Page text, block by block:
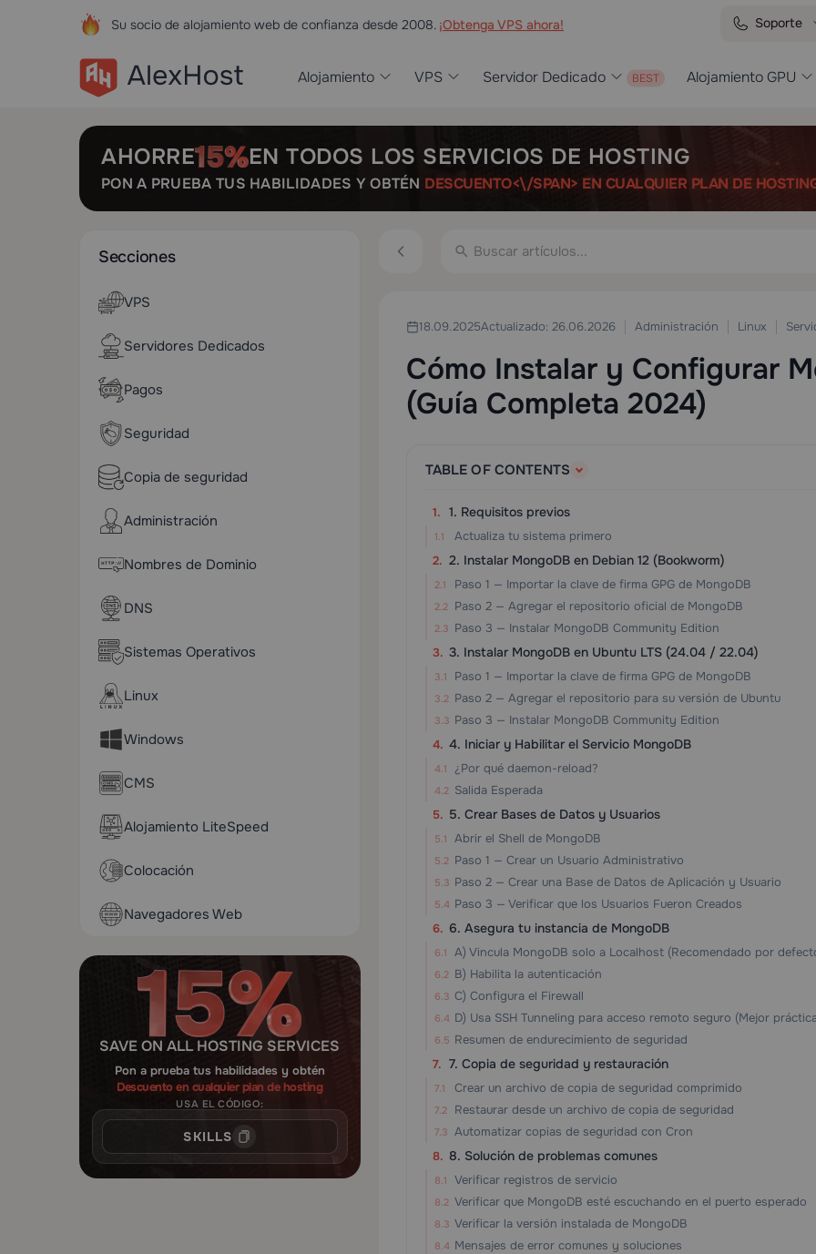
Su socio de alojamiento web de confianza desde 2008. ¡Obtenga VPS ahora! Soporte
Alojamiento VPS Servidor Dedicado Alojamiento GPU
AHORRE EN TODOS LOS SERVICIOS DE HOSTING
PON A PRUEBA TUS HABILIDADES Y OBTÉN DESCUENTO<\/SPAN> EN CUALQUIER PLAN DE
Secciones
VPS
Servidores Dedicados
Pagos
Seguridad
Copia de seguridad
Administración
Nombres de Dominio
DNS
Sistemas Operativos
Linux
Windows
CMS
Alojamiento LiteSpeed
Colocación
Navegadores Web
SAVE ON ALL HOSTING SERVICES
Pon a prueba tus habilidades y obtén
Descuento en cualquier plan de hosting
USA EL CÓDIGO:
SKILLS
18.09.2025Actualizado: 26.06.2026 Administración Linux
Cómo Instalar y Configurar
(Guía Completa 2024)
TABLE OF CONTENTS
1. Requisitos previos
Actualiza tu sistema primero
2. Instalar MongoDB en Debian 12 (Bookworm)
Paso 1 — Importar la clave de firma GPG de MongoDB
Paso 2 — Agregar el repositorio oficial de MongoDB
Paso 3 — Instalar MongoDB Community Edition
3. Instalar MongoDB en Ubuntu LTS (24.04 / 22.04)
Paso 1 — Importar la clave de firma GPG de MongoDB
Paso 2 — Agregar el repositorio para su versión de Ubuntu
Paso 3 — Instalar MongoDB Community Edition
4. Iniciar y Habilitar el Servicio MongoDB
¿Por qué daemon-reload?
Salida Esperada
5. Crear Bases de Datos y Usuarios
Abrir el Shell de MongoDB
Paso 1 — Crear un Usuario Administrativo
Paso 2 — Crear una Base de Datos de Aplicación y Usuario
Paso 3 — Verificar que los Usuarios Fueron Creados
6. Asegura tu instancia de MongoDB
A) Vincula MongoDB solo a Localhost (Recomendado por
B) Habilita la autenticación
C) Configura el Firewall
D) Usa SSH Tunneling para acceso remoto seguro (Mejor
Resumen de endurecimiento de seguridad
7. Copia de seguridad y restauración
Crear un archivo de copia de seguridad comprimido
Restaurar desde un archivo de copia de seguridad
Automatizar copias de seguridad con Cron
8. Solución de problemas comunes
Verificar registros de servicio
Verificar que MongoDB esté escuchando en el puerto esperado
Verificar la versión instalada de MongoDB
Mensajes de error comunes y soluciones